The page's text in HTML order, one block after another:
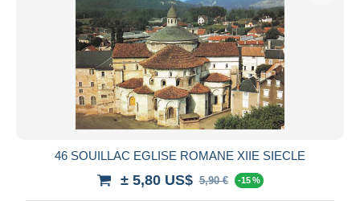
46 SOUILLAC EGLISE ROMANE XIIE SIECLE
± 5,80 US$ 5,90 € -15 %